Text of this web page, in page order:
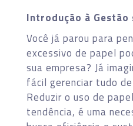
Introdução à Gestão
Você já parou para
excessivo de papel
sua empresa? Já
fácil gerenciar tudo
Reduzir o uso de
tendência, é uma